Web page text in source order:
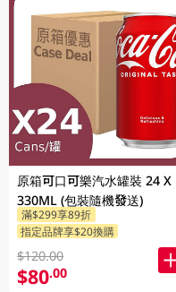
原箱可口可樂汽水罐裝 24 X
330ML (包裝隨機發送)
滿$299享89折
指定品牌享$20換購
$120.00
$80.00